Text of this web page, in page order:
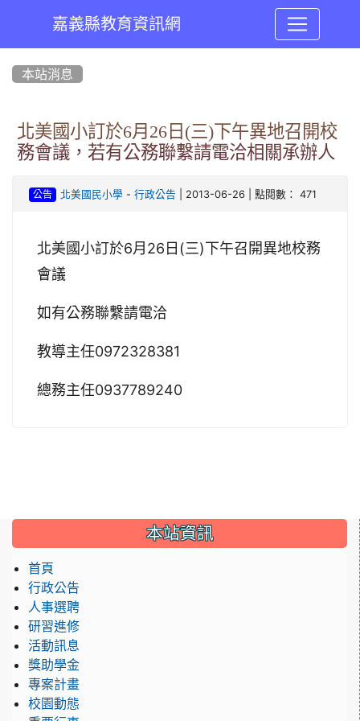
嘉義縣教育資訊網
本站消息
北美國小訂於6月26日(三)下午異地召開校
務會議，若有公務聯繫請電洽相關承辦人
公告 北美國民小學- 行政公告 | 2013-06-26 | 點閱數： 471
北美國小訂於6月26日(三)下午召開異地校務
會議
如有公務聯繫請電洽
教導主任0972328381
總務主任0937789240
::: 本站資訊
首頁
行政公告
人事選聘
研習進修
活動訊息
獎助學金
專案計畫
校園動態